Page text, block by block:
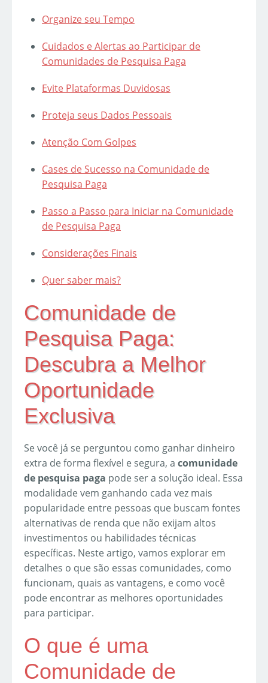
Organize seu Tempo
Cuidados e Alertas ao Participar de
Comunidades de Pesquisa Paga
Evite Plataformas Duvidosas
Proteja seus Dados Pessoais
Atenção Com Golpes
Cases de Sucesso na Comunidade de
Pesquisa Paga
Passo a Passo para Iniciar na Comunidade
de Pesquisa Paga
Considerações Finais
Quer saber mais?
Comunidade de
Pesquisa Paga:
Descubra a Melhor
Oportunidade
Exclusiva
Se você já se perguntou como ganhar dinheiro
extra de forma flexível e segura, a comunidade
de pesquisa paga pode ser a solução ideal. Essa
modalidade vem ganhando cada vez mais
popularidade entre pessoas que buscam fontes
alternativas de renda que não exijam altos
investimentos ou habilidades técnicas
específicas. Neste artigo, vamos explorar em
detalhes o que são essas comunidades, como
funcionam, quais as vantagens, e como você
pode encontrar as melhores oportunidades
para participar.
O que é uma
Comunidade de